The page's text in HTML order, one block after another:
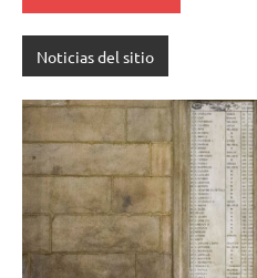
Noticias del sitio